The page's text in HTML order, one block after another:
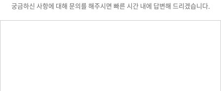
궁금하신 사항에 대해 문의를 해주시면 빠른 시간 내에 답변해 드리겠습니다.